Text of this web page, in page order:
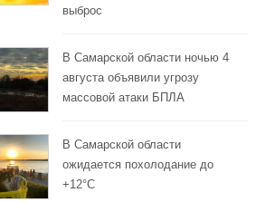
выброс
В Самарской области ночью 4
августа объявили угрозу
массовой атаки БПЛА
В Самарской области
ожидается похолодание до
+12°C